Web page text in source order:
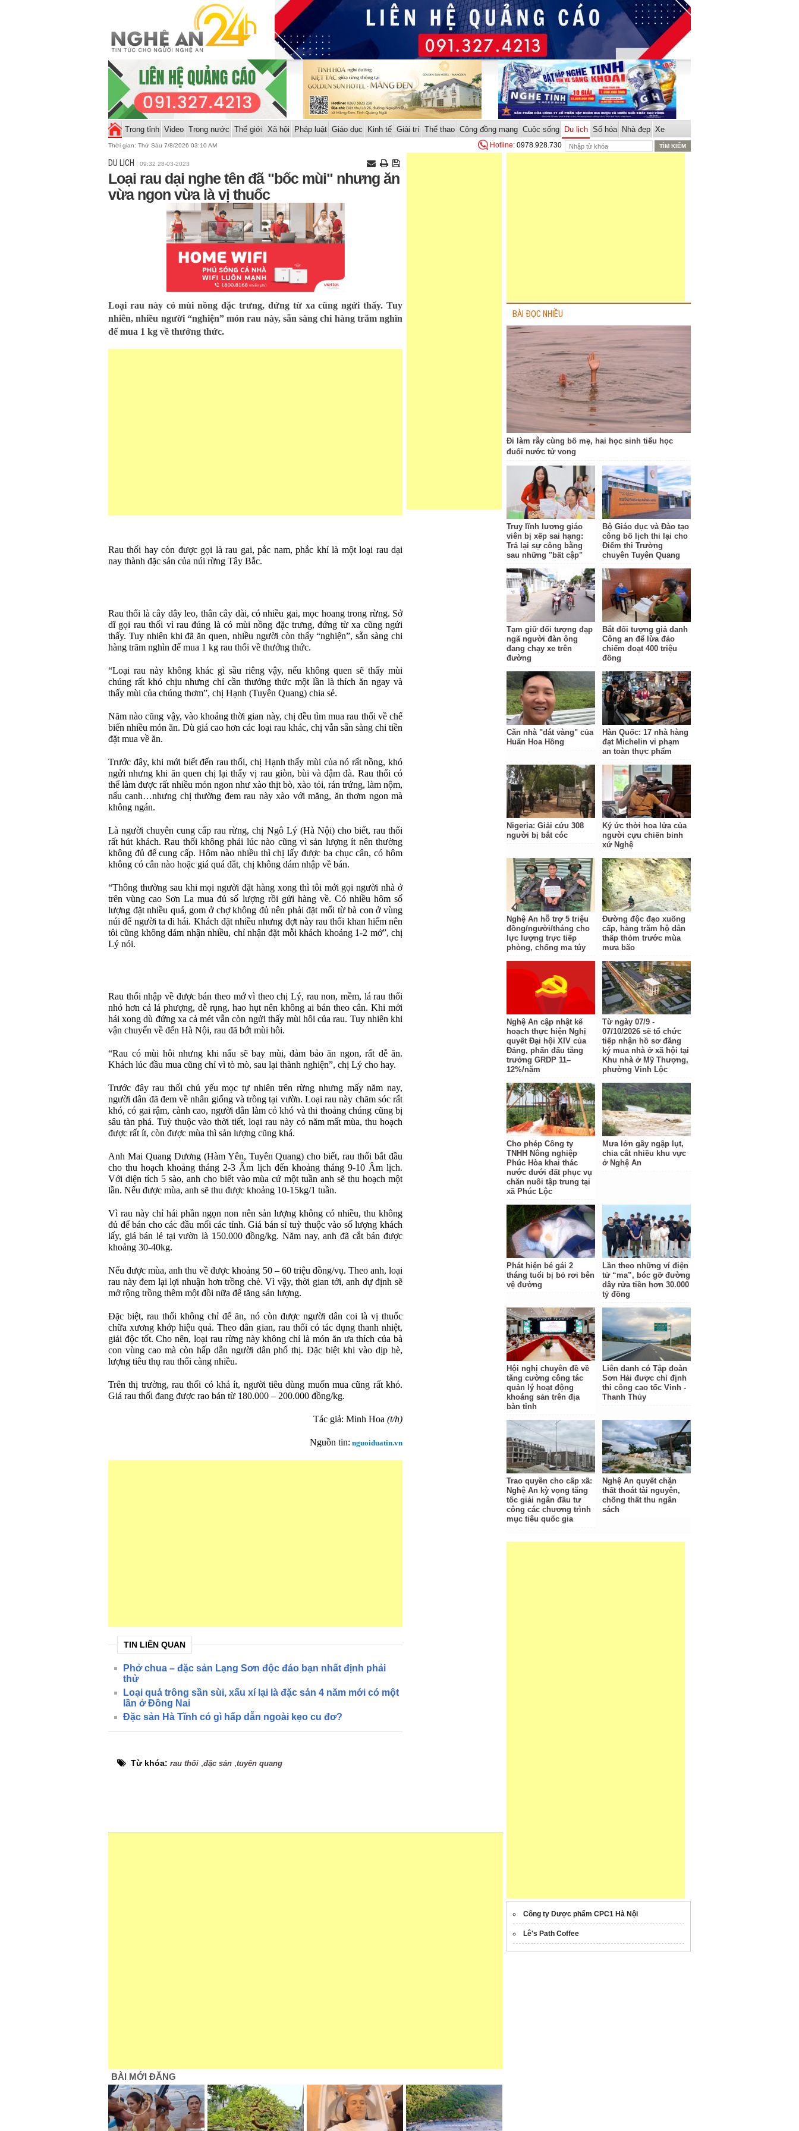
Trong tỉnh Video Trong nước Thế giới Xã hội Pháp luật Giáo dục Kinh tế Giải trí Thể thao Cộng đồng mạng Cuộc sống Du lịch Số hóa Nhà đẹp Xe
Thời gian: Thứ Sáu 7/8/2026 03:10 AM Hotline: 0978.928.730
DU LỊCH 09:32 28-03-2023
Loại rau dại nghe tên đã "bốc mùi" nhưng ăn
vừa ngon vừa là vị thuốc
Loại rau này có mùi nồng đặc trưng, đứng từ xa cũng ngửi thấy. Tuy
nhiên, nhiều người “nghiện” món rau này, sẵn sàng chi hàng trăm nghìn
để mua 1 kg về thưởng thức.
Rau thối hay còn được gọi là rau gai, pắc nam, phắc khỉ là một loại rau dại
nay thành đặc sản của núi rừng Tây Bắc.
Rau thối là cây dây leo, thân cây dài, có nhiều gai, mọc hoang trong rừng. Sở
dĩ gọi rau thối vì rau đúng là có mùi nồng đặc trưng, đứng từ xa cũng ngửi
thấy. Tuy nhiên khi đã ăn quen, nhiều người còn thấy “nghiện”, sẵn sàng chi
hàng trăm nghìn để mua 1 kg rau thối về thưởng thức.
“Loại rau này không khác gì sầu riêng vậy, nếu không quen sẽ thấy mùi
chúng rất khó chịu nhưng chỉ cần thưởng thức một lần là thích ăn ngay và
thấy mùi của chúng thơm”, chị Hạnh (Tuyên Quang) chia sẻ.
Năm nào cũng vậy, vào khoảng thời gian này, chị đều tìm mua rau thối về chế
biến nhiều món ăn. Dù giá cao hơn các loại rau khác, chị vẫn sẵn sàng chi tiền
đặt mua về ăn.
Trước đây, khi mới biết đến rau thối, chị Hạnh thấy mùi của nó rất nồng, khó
ngửi nhưng khi ăn quen chị lại thấy vị rau giòn, bùi và đậm đà. Rau thối có
thể làm được rất nhiều món ngon như xào thịt bò, xào tỏi, rán trứng, làm nộm,
nấu canh…nhưng chị thường đem rau này xào với măng, ăn thơm ngon mà
không ngán.
Là người chuyên cung cấp rau rừng, chị Ngô Lý (Hà Nội) cho biết, rau thối
rất hút khách. Rau thối không phải lúc nào cũng vì sản lượng ít nên thường
không đủ để cung cấp. Hôm nào nhiều thì chị lấy được ba chục cân, có hôm
không có cân nào hoặc giá quá đắt, chị không dám nhập về bán.
“Thông thường sau khi mọi người đặt hàng xong thì tôi mới gọi người nhà ở
trên vùng cao Sơn La mua đủ số lượng rồi gửi hàng về. Có nhiều hôm số
lượng đặt nhiều quá, gom ở chợ không đủ nên phải đặt mối từ bà con ở vùng
núi để người ta đi hái. Khách đặt nhiều nhưng đợt này rau thối khan hiếm nên
tôi cũng không dám nhận nhiều, chỉ nhận đặt mỗi khách khoảng 1-2 mớ”, chị
Lý nói.
Rau thối nhập về được bán theo mớ vì theo chị Lý, rau non, mềm, lá rau thối
nhỏ hơn cả lá phượng, dễ rụng, hao hụt nên không ai bán theo cân. Khi mới
hái xong dù đứng xa cả mét vẫn còn ngửi thấy mùi hôi của rau. Tuy nhiên khi
vận chuyển về đến Hà Nội, rau đã bớt mùi hôi.
“Rau có mùi hôi nhưng khi nấu sẽ bay mùi, đảm bảo ăn ngon, rất dễ ăn.
Khách lúc đầu mua cũng chỉ vì tò mò, sau lại thành nghiện”, chị Lý cho hay.
Trước đây rau thối chủ yếu mọc tự nhiên trên rừng nhưng mấy năm nay,
người dân đã đem về nhân giống và trồng tại vườn. Loại rau này chăm sóc rất
khó, có gai rậm, cành cao, người dân làm cỏ khó và thi thoảng chúng cũng bị
sâu tàn phá. Tuỳ thuộc vào thời tiết, loại rau này có năm mất mùa, thu hoạch
được rất ít, còn được mùa thì sản lượng cũng khá.
Anh Mai Quang Dương (Hàm Yên, Tuyên Quang) cho biết, rau thối bắt đầu
cho thu hoạch khoảng tháng 2-3 Âm lịch đến khoảng tháng 9-10 Âm lịch.
Với diện tích 5 sào, anh cho biết vào mùa cứ một tuần anh sẽ thu hoạch một
lần. Nếu được mùa, anh sẽ thu được khoảng 10-15kg/1 tuần.
Vì rau này chỉ hái phần ngọn non nên sản lượng không có nhiều, thu không
đủ để bán cho các đầu mối các tỉnh. Giá bán sỉ tuỳ thuộc vào số lượng khách
lấy, giá bán lẻ tại vườn là 150.000 đồng/kg. Năm nay, anh đã cắt bán được
khoảng 30-40kg.
Nếu được mùa, anh thu về được khoảng 50 – 60 triệu đồng/vụ. Theo anh, loại
rau này đem lại lợi nhuận hơn trồng chè. Vì vậy, thời gian tới, anh dự định sẽ
mở rộng trồng thêm một đồi nữa để tăng sản lượng.
Đặc biệt, rau thối không chỉ để ăn, nó còn được người dân coi là vị thuốc
chữa xương khớp hiệu quả. Theo dân gian, rau thối có tác dụng thanh nhiệt,
giải độc tốt. Cho nên, loại rau rừng này không chỉ là món ăn ưa thích của bà
con vùng cao mà còn hấp dẫn người dân phố thị. Đặc biệt khi vào dịp hè,
lượng tiêu thụ rau thối càng nhiều.
Trên thị trường, rau thối có khá ít, người tiêu dùng muốn mua cũng rất khó.
Giá rau thối đang được rao bán từ 180.000 – 200.000 đồng/kg.
Tác giả: Minh Hoa (t/h)
Nguồn tin: nguoiduatin.vn
TIN LIÊN QUAN
Phở chua – đặc sản Lạng Sơn độc đáo bạn nhất định phải
thử
Loại quả trông sần sùi, xấu xí lại là đặc sản 4 năm mới có một
lần ở Đồng Nai
Đặc sản Hà Tĩnh có gì hấp dẫn ngoài kẹo cu đơ?
Từ khóa: rau thối đặc sản tuyên quang
BÀI MỚI ĐĂNG
BÀI ĐỌC NHIỀU
Đi làm rẫy cùng bố mẹ, hai học sinh tiểu học
đuối nước tử vong
Truy lĩnh lương giáo
viên bị xếp sai hạng:
Trả lại sự công bằng
sau những "bất cập"
Bộ Giáo dục và Đào tạo
công bố lịch thi lại cho
Điểm thi Trường
chuyên Tuyên Quang
Tạm giữ đối tượng đạp
ngã người đàn ông
đang chạy xe trên
đường
Bắt đối tượng giả danh
Công an để lừa đảo
chiếm đoạt 400 triệu
đồng
Căn nhà "dát vàng" của
Huấn Hoa Hồng
Hàn Quốc: 17 nhà hàng
đạt Michelin vi phạm
an toàn thực phẩm
Nigeria: Giải cứu 308
người bị bắt cóc
Ký ức thời hoa lửa của
người cựu chiến binh
xứ Nghệ
Nghệ An hỗ trợ 5 triệu
đồng/người/tháng cho
lực lượng trực tiếp
phòng, chống ma túy
Đường độc đạo xuống
cấp, hàng trăm hộ dân
thấp thỏm trước mùa
mưa bão
Nghệ An cập nhật kế
hoạch thực hiện Nghị
quyết Đại hội XIV của
Đảng, phấn đấu tăng
trưởng GRDP 11–
12%/năm
Từ ngày 07/9 -
07/10/2026 sẽ tổ chức
tiếp nhận hồ sơ đăng
ký mua nhà ở xã hội tại
Khu nhà ở Mỹ Thượng,
phường Vinh Lộc
Cho phép Công ty
TNHH Nông nghiệp
Phúc Hòa khai thác
nước dưới đất phục vụ
chăn nuôi tập trung tại
xã Phúc Lộc
Mưa lớn gây ngập lụt,
chia cắt nhiều khu vực
ở Nghệ An
Phát hiện bé gái 2
tháng tuổi bị bỏ rơi bên
vệ đường
Lần theo những ví điện
tử “ma”, bóc gỡ đường
dây rửa tiền hơn 30.000
tỷ đồng
Hội nghị chuyên đề về
tăng cường công tác
quản lý hoạt động
khoáng sản trên địa
bàn tỉnh
Liên danh có Tập đoàn
Sơn Hải được chỉ định
thi công cao tốc Vinh -
Thanh Thủy
Trao quyền cho cấp xã:
Nghệ An kỳ vọng tăng
tốc giải ngân đầu tư
công các chương trình
mục tiêu quốc gia
Nghệ An quyết chặn
thất thoát tài nguyên,
chống thất thu ngân
sách
Công ty Dược phẩm CPC1 Hà Nội
Lê's Path Coffee